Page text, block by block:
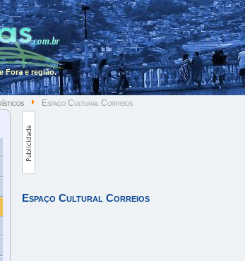
Fora e região.
Espaço Cultural Correios
Espaço Cultural Correios